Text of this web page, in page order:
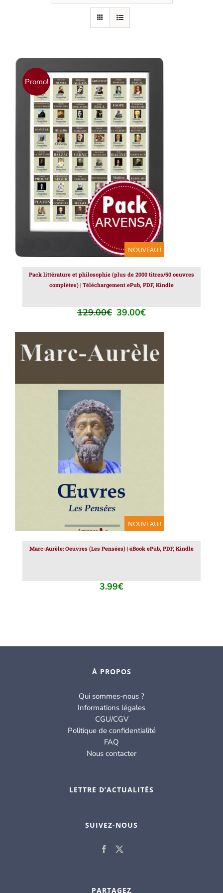
Promo!
NOUVEAU !
AJOUTER AU PANIER / DÉTAILS
Pack littérature et philosophie (plus de 2000 titres/50 oeuvres
complètes) | Téléchargement ePub, PDF, Kindle
129.00€ Le
initial
était :
129.00€.
39.00€Le
actuel
est :
39.00€.
NOUVEAU !
AJOUTER AU PANIER /
Marc-Aurèle: Oeuvres (Les Pensées) | eBook ePub, PDF, Kindle
3.99€
À PROPOS
Qui sommes-nous ?
Informations légales
CGU/CGV
Politique de confidentialité
FAQ
Nous contacter
LETTRE D’ACTUALITÉS
SUIVEZ-NOUS
PARTAGEZ